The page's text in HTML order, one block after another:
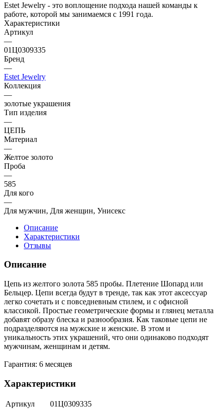
Estet Jewelry - это воплощение подхода нашей команды к
работе, которой мы занимаемся с 1991 года.
Характеристики
Артикул
—
01Ц0309335
Бренд
—
Estet Jewelry
Коллекция
—
золотые украшения
Тип изделия
—
ЦЕПЬ
Материал
—
Желтое золото
Проба
—
585
Для кого
—
Для мужчин, Для женщин, Унисекс
Описание
Характеристики
Отзывы
Описание
Цепь из желтого золота 585 пробы. Плетение Шопард или
Бельцер. Цепи всегда будут в тренде, так как этот аксессуар
легко сочетать и с повседневным стилем, и с офисной
классикой. Простые геометрические формы и глянец металла
добавят образу блеска и разнообразия. Как таковые цепи не
подразделяются на мужские и женские. В этом и
уникальность этих украшений, что они одинаково подходят
мужчинам, женщинам и детям.
Гарантия: 6 месяцев
Характеристики
Артикул
01Ц0309335